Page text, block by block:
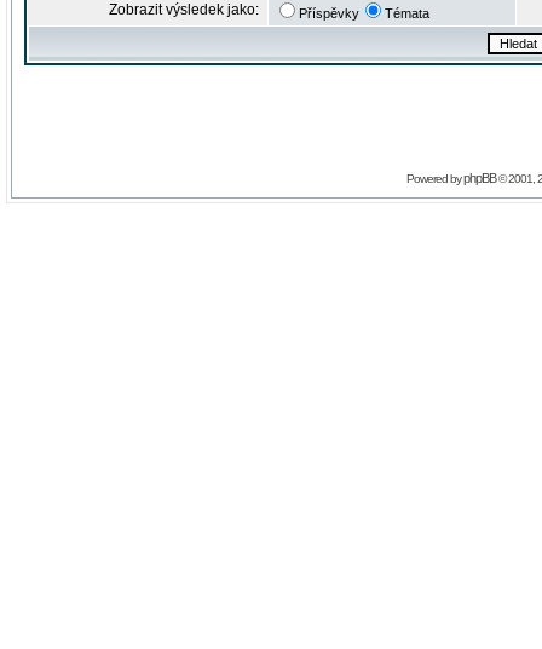
Zobrazit výsledek jako: Příspěvky Témata
Powered byphpBB© 2001,